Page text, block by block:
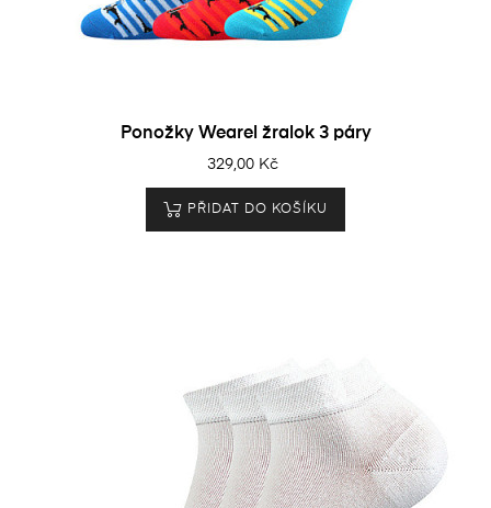
Ponožky Wearel žralok 3 páry
329,00 Kč
PŘIDAT DO KOŠÍKU